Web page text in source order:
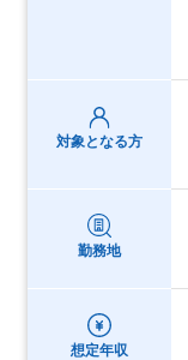
対象となる方
勤務地
想定年収